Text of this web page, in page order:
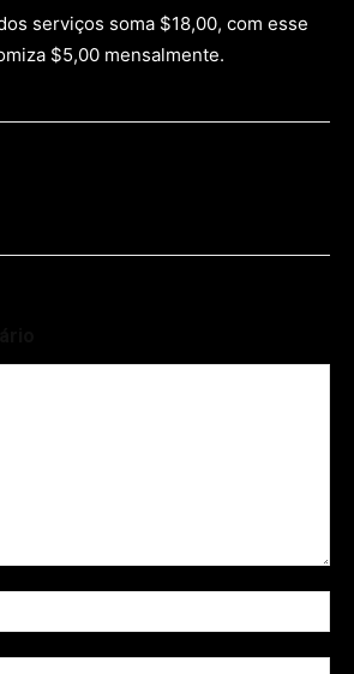
serviços soma $18,00, com esse
$5,00 mensalmente.